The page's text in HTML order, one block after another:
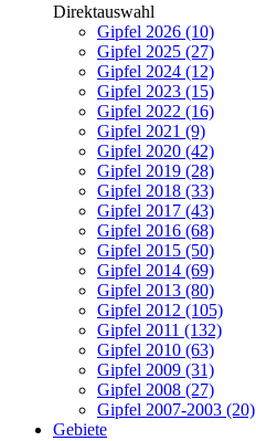
Direktauswahl
Gipfel 2026 (10)
Gipfel 2025 (27)
Gipfel 2024 (12)
Gipfel 2023 (15)
Gipfel 2022 (16)
Gipfel 2021 (9)
Gipfel 2020 (42)
Gipfel 2019 (28)
Gipfel 2018 (33)
Gipfel 2017 (43)
Gipfel 2016 (68)
Gipfel 2015 (50)
Gipfel 2014 (69)
Gipfel 2013 (80)
Gipfel 2012 (105)
Gipfel 2011 (132)
Gipfel 2010 (63)
Gipfel 2009 (31)
Gipfel 2008 (27)
Gipfel 2007-2003 (20)
Gebiete